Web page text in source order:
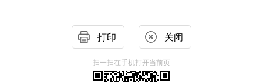
打印 关闭
扫一扫在手机打开当前页